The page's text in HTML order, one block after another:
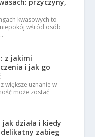
przyczyny,
kwasowych to
wśród osób
z jakimi
i jak go
większe uznanie w
może zostać
działa i kiedy
zabieg